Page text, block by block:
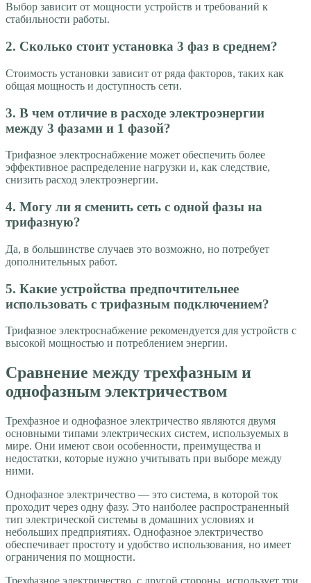
Выбор зависит от мощности устройств и требований к
стабильности работы.
2. Сколько стоит установка 3 фаз в среднем?
Стоимость установки зависит от ряда факторов, таких как
общая мощность и доступность сети.
3. В чем отличие в расходе электроэнергии
между 3 фазами и 1 фазой?
Трифазное электроснабжение может обеспечить более
эффективное распределение нагрузки и, как следствие,
снизить расход электроэнергии.
4. Могу ли я сменить сеть с одной фазы на
трифазную?
Да, в большинстве случаев это возможно, но потребует
дополнительных работ.
5. Какие устройства предпочтительнее
использовать с трифазным подключением?
Трифазное электроснабжение рекомендуется для устройств с
высокой мощностью и потреблением энергии.
Сравнение между трехфазным и
однофазным электричеством
Трехфазное и однофазное электричество являются двумя
основными типами электрических систем, используемых в
мире. Они имеют свои особенности, преимущества и
недостатки, которые нужно учитывать при выборе между
ними.
Однофазное электричество — это система, в которой ток
проходит через одну фазу. Это наиболее распространенный
тип электрической системы в домашних условиях и
небольших предприятиях. Однофазное электричество
обеспечивает простоту и удобство использования, но имеет
ограничения по мощности.
Трехфазное электричество, с другой стороны, использует три